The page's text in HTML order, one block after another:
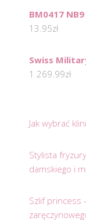
BM0417
13.95zł
Swiss
1 269.99zł
Jak wybrać
Stylista
damskiego i
Szlif princess